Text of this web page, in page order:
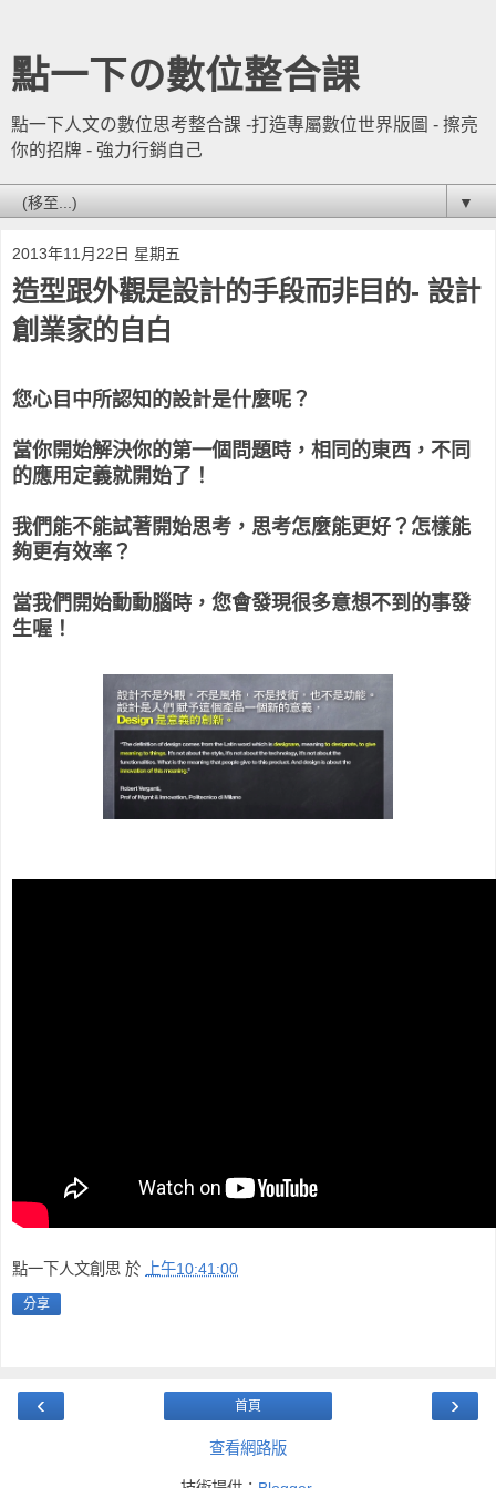
點一下の數位整合課
點一下人文の數位思考整合課 -打造專屬數位世界版圖 - 擦亮
你的招牌 - 強力行銷自己
▼
2013年11月22日 星期五
造型跟外觀是設計的手段而非目的- 設計
創業家的自白
您心目中所認知的設計是什麼呢？
當你開始解決你的第一個問題時，相同的東西，不同
的應用定義就開始了！
我們能不能試著開始思考，思考怎麼能更好？怎樣能
夠更有效率？
當我們開始動動腦時，您會發現很多意想不到的事發
生喔！
點一下人文創思 於 上午10:41:00
分享
‹ ›
首頁
查看網路版